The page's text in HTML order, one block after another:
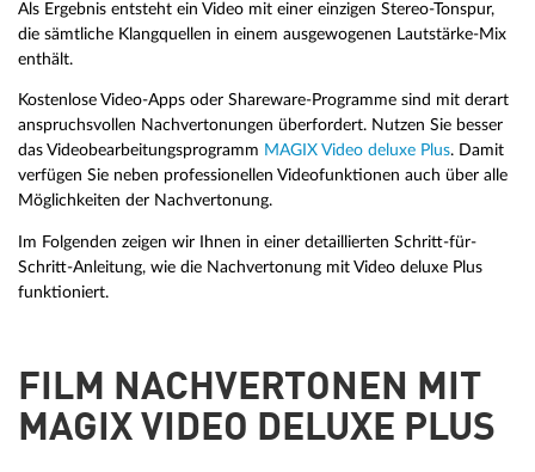
Als Ergebnis entsteht ein Video mit einer einzigen Stereo-Tonspur,
die sämtliche Klangquellen in einem ausgewogenen Lautstärke-Mix
enthält.
Kostenlose Video-Apps oder Shareware-Programme sind mit derart
anspruchsvollen Nachvertonungen überfordert. Nutzen Sie besser
das Videobearbeitungsprogramm MAGIX Video deluxe Plus. Damit
verfügen Sie neben professionellen Videofunktionen auch über alle
Möglichkeiten der Nachvertonung.
Im Folgenden zeigen wir Ihnen in einer detaillierten Schritt-für-
Schritt-Anleitung, wie die Nachvertonung mit Video deluxe Plus
funktioniert.
FILM NACHVERTONEN MIT
MAGIX VIDEO DELUXE PLUS